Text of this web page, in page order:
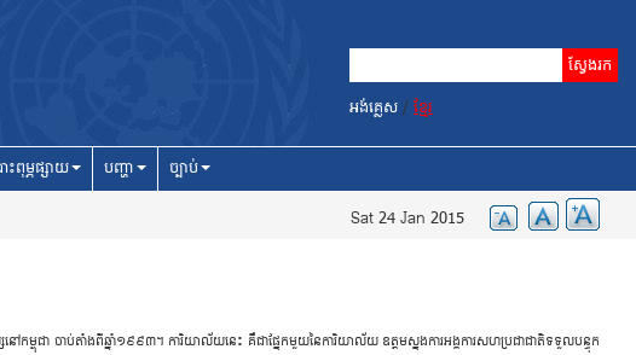
អង់គ្លេស / ខ្មែរ
ះពុម្ភផ្សាយ បញ្ហា ច្បាប់
Sat 24 Jan 2015
កម្ពុ​ជា ​ចាប់​តាំង​ពី​ឆ្នាំ១៩៩៣។ ​ការិ​យាល័យ​នេះ ​គឺ​ជា​ផ្នែក​មួយ​នៃ​ការិ​យាល័យ ឧត្តម​ស្នង​ការ​អង្គ​កា​រស​ហប្រ​ជា​ជា​តិ​ទ​ទួល​បន្ទុក​